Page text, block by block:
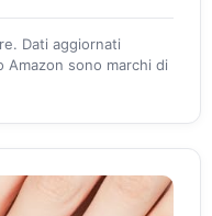
Dati aggiornati
Amazon sono marchi di